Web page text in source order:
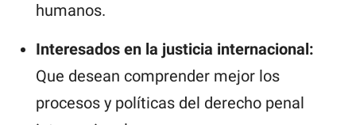
humanos.
Interesados en la justicia internacional:
Que desean comprender mejor los
procesos y políticas del derecho penal